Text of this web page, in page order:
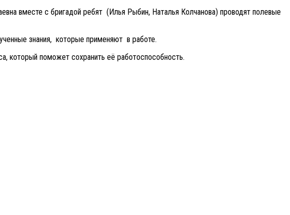
вместе с бригадой ребят (Илья Рыбин, Наталья Колчанова) проводят полевые
знания, которые применяют в работе.
который поможет сохранить её работоспособность.